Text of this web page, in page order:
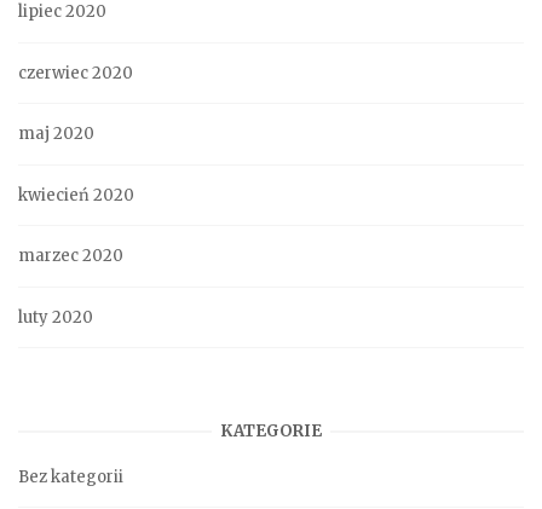
lipiec 2020
czerwiec 2020
maj 2020
kwiecień 2020
marzec 2020
luty 2020
KATEGORIE
Bez kategorii